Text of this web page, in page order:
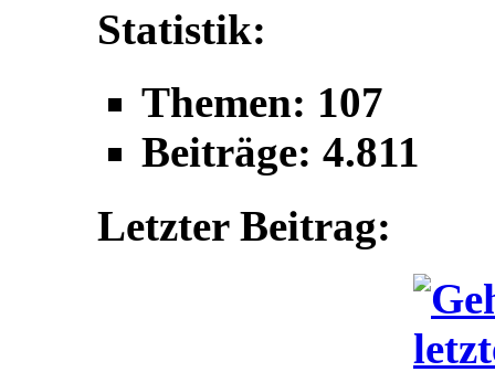
Statistik:
Themen: 107
Beiträge: 4.811
Letzter Beitrag: